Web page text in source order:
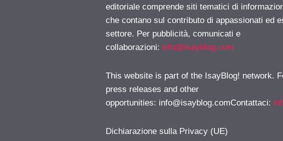
editoriale comprende siti tematici di
che contano sul contributo di appassionati ed
settore. Per pubblicità, comunicati e
collaborazioni: info@isayblog.com
This website is part of the IsayBlog! network.
press releases and other
opportunities: info@isayblog.comContattaci:
Dichiarazione sulla Privacy (UE)